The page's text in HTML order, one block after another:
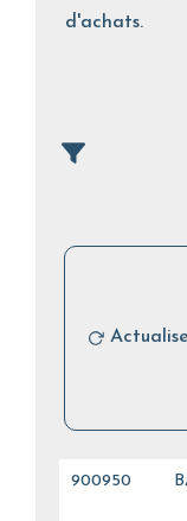
d'achats.
900950